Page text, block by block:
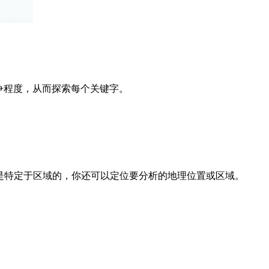
度，从而探索每个关键字。
定于区域的，你还可以定位要分析的地理位置或区域。